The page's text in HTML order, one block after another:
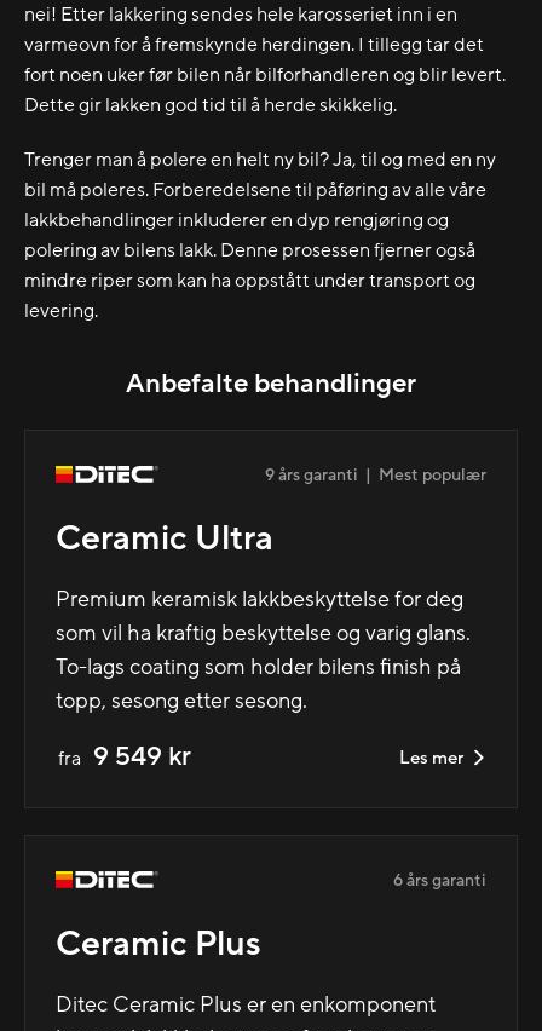
nei! Etter lakkering sendes hele karosseriet inn i en
varmeovn for å fremskynde herdingen. I tillegg tar det
fort noen uker før bilen når bilforhandleren og blir levert.
Dette gir lakken god tid til å herde skikkelig.
Trenger man å polere en helt ny bil? Ja, til og med en ny
bil må poleres. Forberedelsene til påføring av alle våre
lakkbehandlinger inkluderer en dyp rengjøring og
polering av bilens lakk. Denne prosessen fjerner også
mindre riper som kan ha oppstått under transport og
levering.
Anbefalte behandlinger
9 års garanti | Mest populær
Ceramic Ultra
Premium keramisk lakkbeskyttelse for deg
som vil ha kraftig beskyttelse og varig glans.
To-lags coating som holder bilens finish på
topp, sesong etter sesong.
fra 9 549 kr Les mer
6 års garanti
Ceramic Plus
Ditec Ceramic Plus er en enkomponent